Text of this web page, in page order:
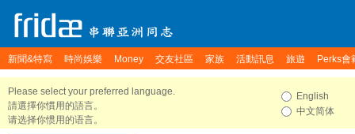
新聞&特寫 時尚娛樂 Money 交友社區 家族 活動訊息 旅遊 Perks會
Please select your preferred language.
請選擇你慣用的語言。
请选择你惯用的语言。
English
中文简体